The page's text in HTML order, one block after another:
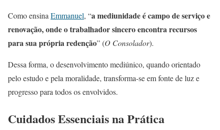
Como ensinaEmmanuel, “a mediunidade é campo de serviço e
renovação, onde o trabalhador sincero encontra recursos
para sua própria redenção” (O Consolador).
Dessa forma, o desenvolvimento mediúnico, quando orientado
pelo estudo e pela moralidade, transforma-se em fonte de luz e
progresso para todos os envolvidos.
Cuidados Essenciais na Prática